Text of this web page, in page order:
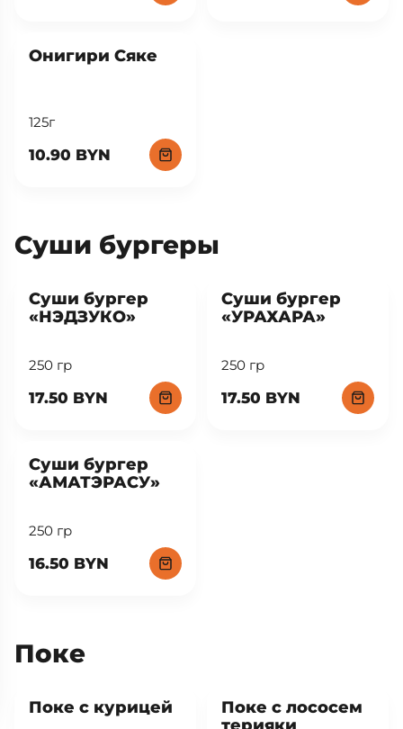
Онигири Сяке
125г
10.90 BYN
Суши бургеры
Суши бургер
«НЭДЗУКО»
250 гр
17.50 BYN
Суши бургер
«УРАХАРА»
250 гр
17.50 BYN
Суши бургер
«АМАТЭРАСУ»
250 гр
16.50 BYN
Поке
Поке с курицей
Поке с лососем